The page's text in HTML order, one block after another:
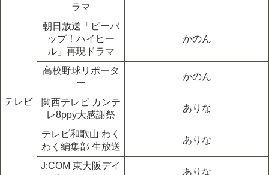
テレビ
ラマ
朝日放送「ビーバ
ップ！ハイヒー
ル」再現ドラマ
かのん
高校野球リポータ
ー
かのん
関西テレビ カンテ
レ8ppy大感謝祭
ありな
テレビ和歌山 わく
わく編集部 生放送
ありな
J:COM 東大阪デイ
ありな